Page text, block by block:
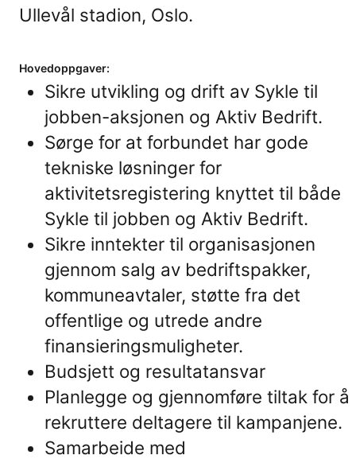
Ullevål stadion, Oslo.
Hovedoppgaver:
Sikre utvikling og drift av Sykle til
jobben-aksjonen og Aktiv Bedrift.
Sørge for at forbundet har gode
tekniske løsninger for
aktivitetsregistering knyttet til både
Sykle til jobben og Aktiv Bedrift.
Sikre inntekter til organisasjonen
gjennom salg av bedriftspakker,
kommuneavtaler, støtte fra det
offentlige og utrede andre
finansieringsmuligheter.
Budsjett og resultatansvar
Planlegge og gjennomføre tiltak for å
rekruttere deltagere til kampanjene.
Samarbeide med